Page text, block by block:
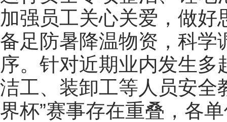
加强员工关心关爱，做
备足防暑降温物资，科学
序。 针对近期业内发生多
洁工、装卸工等人员安全
界杯”赛事存在重叠，各